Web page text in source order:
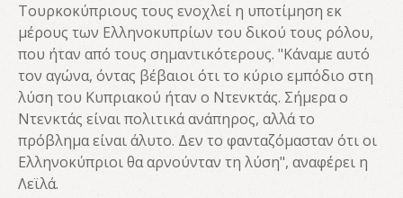
Τουρκοκύπριους τους ενοχλεί η υποτίμηση εκ
μέρους των Ελληνοκυπρίων του δικού τους ρόλου,
που ήταν από τους σημαντικότερους. "Κάναμε αυτό
τον αγώνα, όντας βέβαιοι ότι το κύριο εμπόδιο στη
λύση του Κυπριακού ήταν ο Ντενκτάς. Σήμερα ο
Ντενκτάς είναι πολιτικά ανάπηρος, αλλά το
πρόβλημα είναι άλυτο. Δεν το φανταζόμασταν ότι οι
Ελληνοκύπριοι θα αρνούνταν τη λύση", αναφέρει η
Λεϊλά.